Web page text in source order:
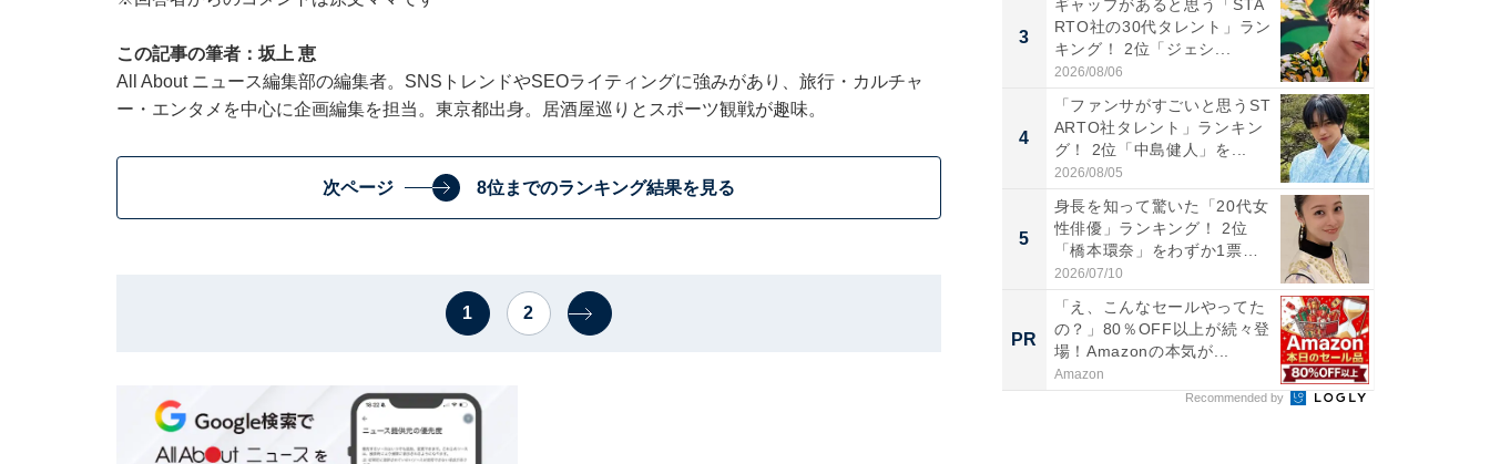
この記事の筆者：坂上 恵
All About ニュース編集部の編集者。SNSトレンドやSEOライティングに強みがあり、旅行・カルチャ
ー・エンタメを中心に企画編集を担当。東京都出身。居酒屋巡りとスポーツ観戦が趣味。
次ページ 8位までのランキング結果を見る
1 2
3
ギャップがあると思う「STA
RTO社の30代タレント」ラン
キング！ 2位「ジェシ...
2026/08/06
4
「ファンサがすごいと思うST
ARTO社タレント」ランキン
グ！ 2位「中島健人」を...
2026/08/05
5
身長を知って驚いた「20代女
性俳優」ランキング！ 2位
「橋本環奈」をわずか1票
差...
2026/07/10
PR
「え、こんなセールやってた
の？」80％OFF以上が続々登
場！Amazonの本気が...
Amazon
Recommended by